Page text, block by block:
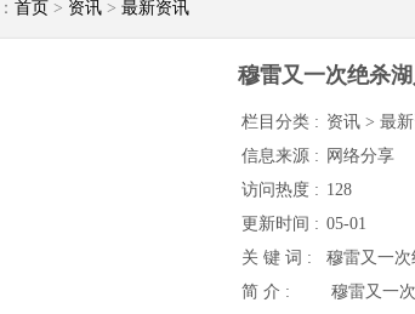
首页 > 资讯 > 最新资讯
穆雷又一次绝杀
栏目分类 : 资讯 > 最
信息来源 : 网络分享
访问热度 : 128
更新时间 : 05-01
关 键 词 :
穆雷又一
简 介 :
穆雷又一